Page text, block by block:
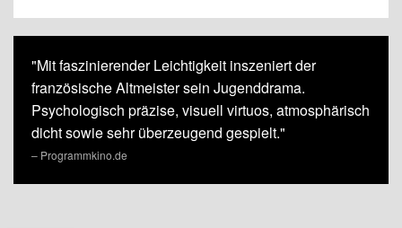
"Mit faszinierender Leichtigkeit inszeniert der
französische Altmeister sein Jugenddrama.
Psychologisch präzise, visuell virtuos, atmosphärisch
dicht sowie sehr überzeugend gespielt."
– Programmkino.de